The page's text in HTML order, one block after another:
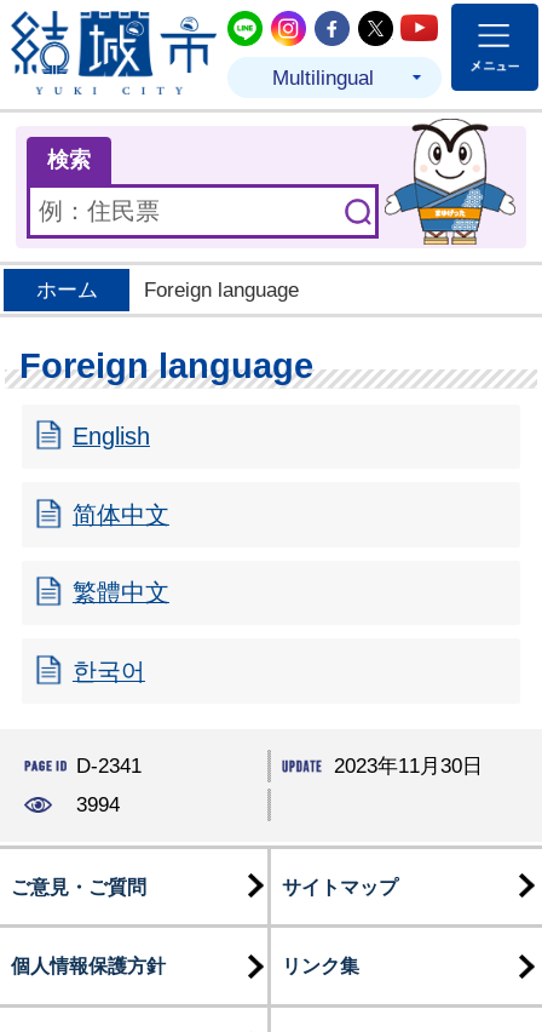
結城市公式LINE
結城市公式Instagram
結城市公式
結城市公式
結城市
Multilingual
検索
ホーム Foreign language
Foreign language
English
简体中文
繁體中文
한국어
D-2341
2023年11月30日
3994
ご意見・ご質問 サイトマップ
個人情報保護方針 リンク集